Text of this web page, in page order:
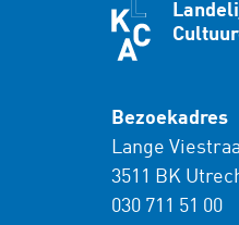
Bezoekadres
Lange
3511 BK
030 711 51 00